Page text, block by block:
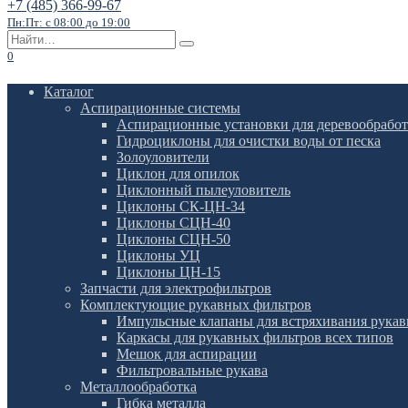
+7 (485) 366-99-67
Пн:Пт: с 08:00 до 19:00
Search
for:
0
Каталог
Аспирационные системы
Аспирационные установки для
Гидроциклоны для очистки воды от песка
Золоуловители
Циклон для опилок
Циклонный пылеуловитель
Циклоны СК-ЦН-34
Циклоны СЦН-40
Циклоны СЦН-50
Циклоны УЦ
Циклоны ЦН-15
Запчасти для электрофильтров
Комплектующие рукавных фильтров
Импульсные клапаны для встряхивания
Каркасы для рукавных фильтров всех типов
Мешок для аспирации
Фильтровальные рукава
Металлообработка
Гибка металла